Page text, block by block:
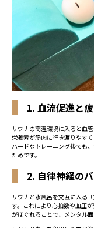
1. 血流促進と
サウナの高温環境に入ると血
栄養素が筋肉に行き渡りやす
ハードなトレーニング後でも
ためです。
2. 自律神経の
サウナと水風呂を交互に入る
す。これにより心拍数や血圧
がほぐれることで、メンタル